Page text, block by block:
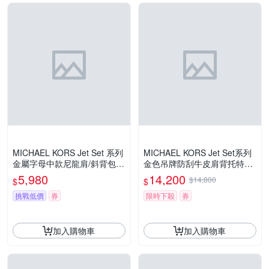
MICHAEL KORS Jet Set 系列
金屬字母中款尼龍肩/斜背包
(兩色/任選)
$5,980
挑戰低價 券
加入購物車
MICHAEL KORS Jet Set系列
金色吊牌防刮牛皮肩背托特包
(大-海軍藍)
$14,200 $14,800
限時下殺
券
加入購物車